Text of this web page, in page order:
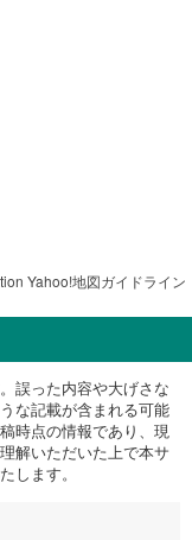
Yahoo!地図ガイドライン
誤った内容や大げさな
な記載が含まれる可能
時点の情報であり、現
解いただいた上で本サ
します。